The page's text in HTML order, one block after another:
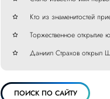
Кто из знаменитостей
Торжественное
Даниил Страхов открыл
ПОИСК ПО САЙТУ